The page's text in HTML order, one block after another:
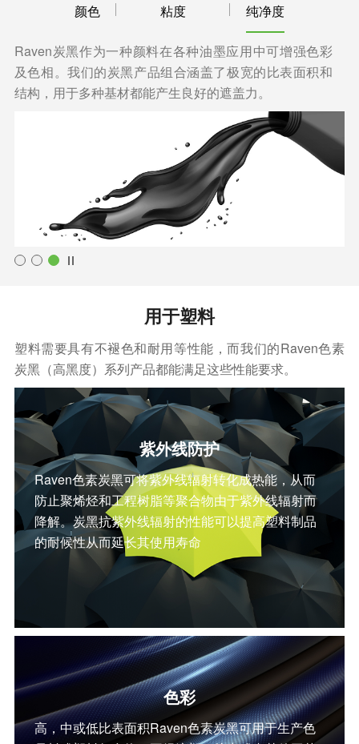
颜色
粘度 纯净度
Raven炭黑作为一种颜料在各种油墨应用中可增强色彩
及色相。我们的炭黑产品组合涵盖了极宽的比表面积和
结构，用于多种基材都能产生良好的遮盖力。
用于塑料
塑料需要具有不褪色和耐用等性能，而我们的Raven色素
炭黑（高黑度）系列产品都能满足这些性能要求。
紫外线防护
Raven色素炭黑可将紫外线辐射转化成热能，从而
防止聚烯烃和工程树脂等聚合物由于紫外线辐射而
降解。炭黑抗紫外线辐射的性能可以提高塑料制品
的耐候性从而延长其使用寿命
色彩
高，中或低比表面积Raven色素炭黑可用于生产色